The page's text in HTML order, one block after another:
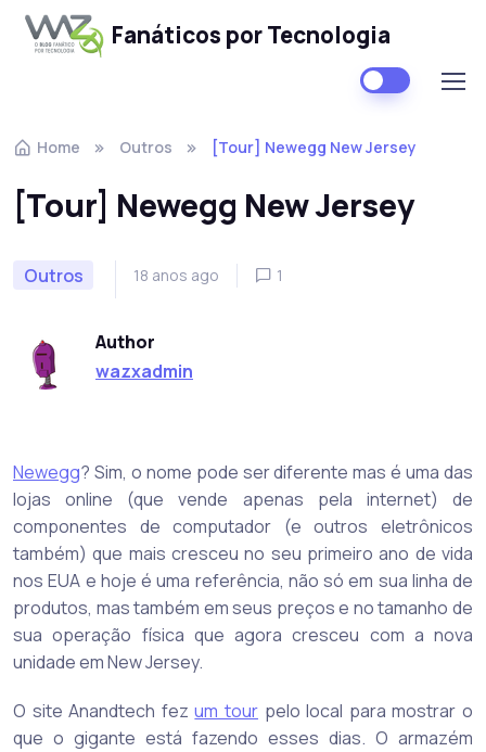
Fanáticos por Tecnologia
Home Outros [Tour] Newegg New Jersey
[Tour] Newegg New Jersey
Outros 18 anos ago 1
Author
wazxadmin
Newegg? Sim, o nome pode ser diferente mas é uma das
lojas online (que vende apenas pela internet) de
componentes de computador (e outros eletrônicos
também) que mais cresceu no seu primeiro ano de vida
nos EUA e hoje é uma referência, não só em sua linha de
produtos, mas também em seus preços e no tamanho de
sua operação física que agora cresceu com a nova
unidade em New Jersey.
O site Anandtech fezum tour pelo local para mostrar o
que o gigante está fazendo esses dias. O armazém